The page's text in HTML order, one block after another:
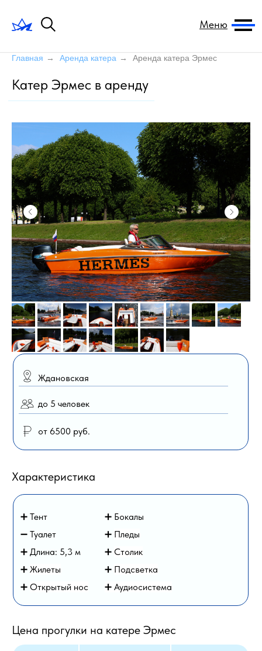
Меню
Главная → Аренда катера → Аренда катера Эрмес
Катер Эрмес в аренду
Цена прогулки на катере Эрмес
до 5 человек
Ждановская
от 6500 руб.
Характеристика
➖ Туалет
➕ Длина: 5,3 м
➕ Подсветка
➕ Открытый нос
➕ Пледы
➕ Столик
➕ Жилеты
➕ Аудиосистема
➕ Тент ➕ Бокалы